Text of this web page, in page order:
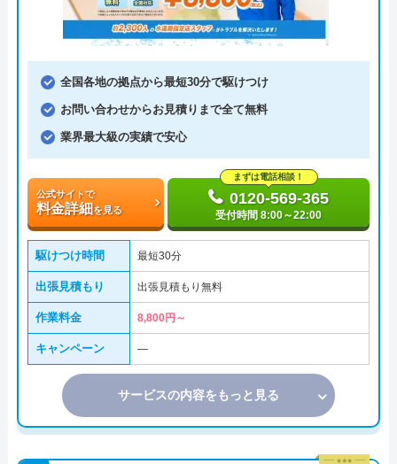
全国各地の拠点から最短30分で駆けつけ
お問い合わせからお見積りまで全て無料
業界最大級の実績で安心
公式サイトで
料金詳細を見る
まずは電話相談！
0120-569-365
受付時間 8:00～22:00
駆けつけ時間 最短30分
出張見積もり 出張見積もり無料
作業料金 8,800円～
キャンペーン ―
サービスの内容をもっと見る